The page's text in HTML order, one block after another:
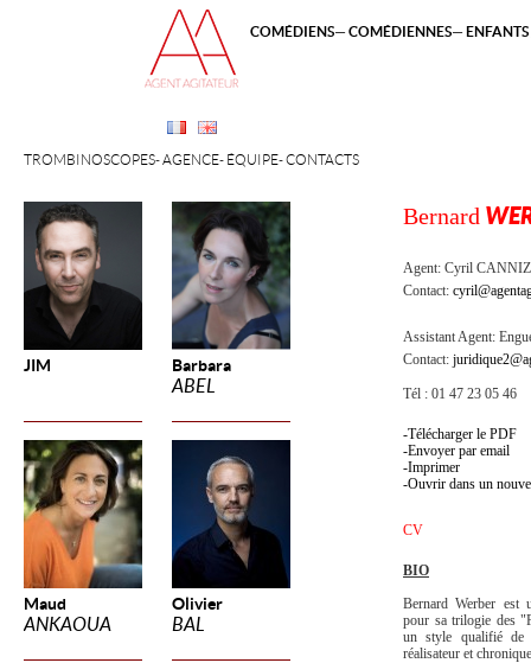
JIM Barbara
ABEL
Maud
ANKAOUA
Olivier
BAL
TROMBINOSCOPES AGENCE ÉQUIPE CONTACTS
COMÉDIENS COMÉDIENNES
Bernard
Agent: Cyril
Contact:
Assistant Agent:
Contact:
Tél : 01 47 23 05 46
Télécharger le PDF
Envoyer par email
Imprimer
Ouvrir dans un
CV
BIO
Bernard Werber est
pour sa trilogie des
un style qualifié de
réalisateur et